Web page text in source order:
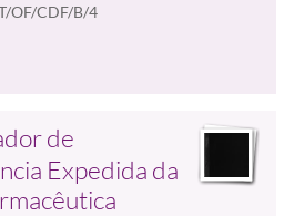
OF/CDF/B/4
de
Expedida da